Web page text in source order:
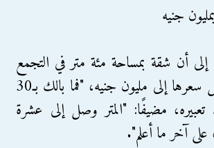
جنيه
أن شقة بمساحة مئة متر في التجمع
الخامس، قد يصل سعرها إلى مليون جنيه، "فما بالك بـ30
مضيفًا: "المتر وصل إلى عشرة
آخر ما أعلم".